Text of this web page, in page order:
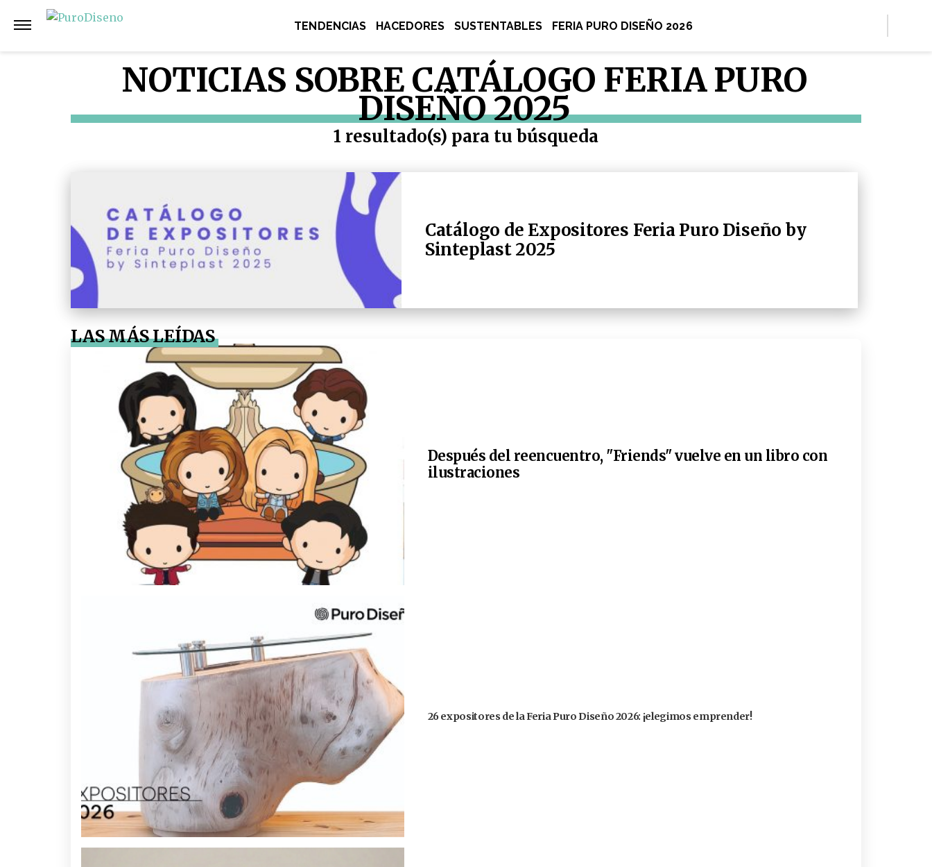
TENDENCIAS HACEDORES SUSTENTABLES FERIA PURO DISEÑO 2026
NOTICIAS SOBRE CATÁLOGO FERIA PURO
DISEÑO 2025
1 resultado(s) para tu búsqueda
Catálogo de Expositores Feria Puro Diseño by
Sinteplast 2025
LAS MÁS LEÍDAS
Después del reencuentro, "Friends" vuelve en un libro con
ilustraciones
26 expositores de la Feria Puro Diseño 2026: ¡elegimos emprender!